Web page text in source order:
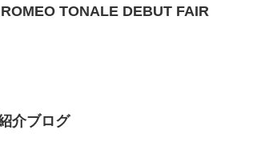
TONALE DEBUT FAIR
介ブログ